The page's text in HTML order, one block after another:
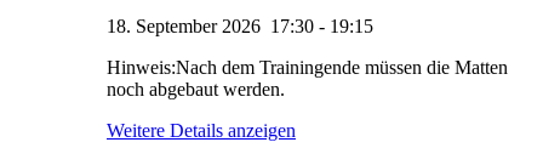
18. September 2026 17:30 - 19:15
Hinweis:Nach dem Trainingende müssen die Matten
noch abgebaut werden.
Weitere Details anzeigen